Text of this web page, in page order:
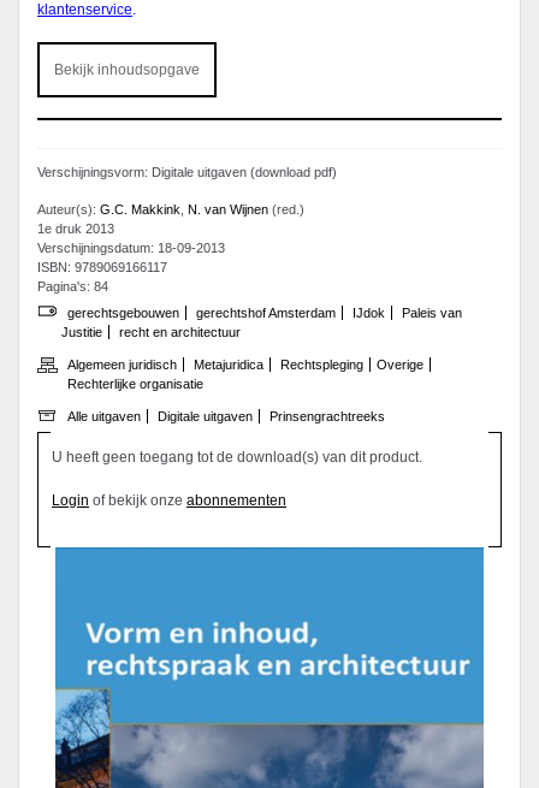
klantenservice.
Bekijk inhoudsopgave
Verschijningsvorm: Digitale uitgaven (download pdf)
Auteur(s): G.C. Makkink N. van Wijnen (red.)
1e druk 2013
Verschijningsdatum: 18-09-2013
ISBN: 9789069166117
Pagina's: 84
gerechtsgebouwen
gerechtshof Amsterdam IJdok
Paleis van
Justitie
recht en architectuur
Algemeen juridisch Metajuridica Rechtspleging
Overige
Rechterlijke organisatie
Alle uitgaven Digitale uitgaven Prinsengrachtreeks
U heeft geen toegang tot de download(s) van dit product.
Login of bekijk onze abonnementen